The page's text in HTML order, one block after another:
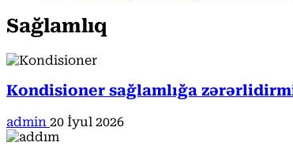
Sağlamlıq
Kondisioner sağlamlığa
admin 20 İyul 2026